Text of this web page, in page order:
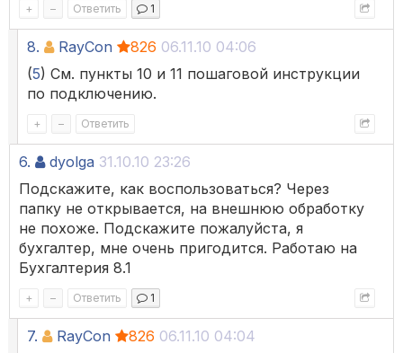
+ – Ответить 1
8. RayCon 826 06.11.10 04:06
(5) См. пункты 10 и 11 пошаговой инструкции
по подключению.
+ – Ответить
6. dyolga 31.10.10 23:26
Подскажите, как воспользоваться? Через
папку не открывается, на внешнюю обработку
не похоже. Подскажите пожалуйста, я
бухгалтер, мне очень пригодится. Работаю на
Бухгалтерия 8.1
+ – Ответить 1
7. RayCon 826 06.11.10 04:04